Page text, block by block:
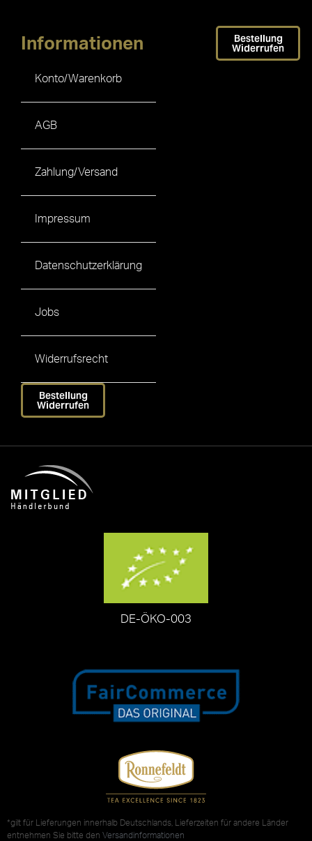
Informationen
Konto/Warenkorb
AGB
Zahlung/Versand
Impressum
Datenschutzerklärung
Jobs
Widerrufsrecht
Bestellung
Widerrufen
Bestellung
Widerrufen
DE-ÖKO-003
*gilt für Lieferungen innerhalb Deutschlands, Lieferzeiten für andere Länder
entnehmen Sie bitte den Versandinformationen